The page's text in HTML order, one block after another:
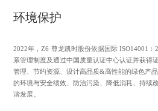
环境保护
2022年，Z6·尊龙凯时股份依据国际 ISO14001
系管理制度及通过中国质量认证中心认证并获得
管理、节约资源、设计高品质&高性能的绿色产
的环境与安全绩效、防治污染、降低消耗、持续
谐发展。